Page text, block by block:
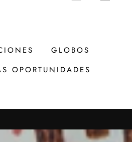
GLOBOS
OPORTUNIDADES